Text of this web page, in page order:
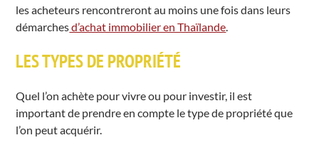
les acheteurs rencontreront au moins une fois dans leurs
démarchesd’achat immobilier en Thaïlande.
LES TYPES DE PROPRIÉTÉ
Quel l’on achète pour vivre ou pour investir, il est
important de prendre en compte le type de propriété que
l’on peut acquérir.